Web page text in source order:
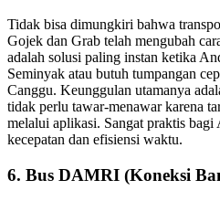
Tidak bisa dimungkiri bahwa
Gojek dan Grab telah mengubah
adalah solusi paling instan ketika
Seminyak atau butuh tumpangan
Canggu. Keunggulan utamanya
tidak perlu tawar-menawar karena
melalui aplikasi. Sangat praktis bagi
kecepatan dan efisiensi waktu.
6. Bus DAMRI (Koneksi